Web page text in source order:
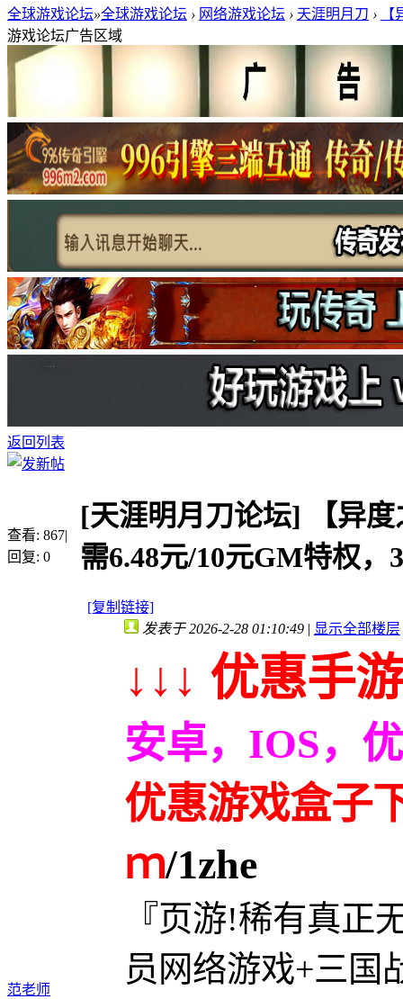
全球游戏论坛»全球游戏论坛 › 网络游戏论坛 › 天涯明月刀 ›
游戏论坛广告区域
返回列表
查看: 867|
回复: 0
[天涯明月刀论坛]
【异
需6.48元/10元GM特权，
[复制链接]
范老师
发表于 2026-2-28 01:10:49 | 显示全部楼层
↓↓↓ 优惠手
安卓，IOS，
优惠游戏盒子
ｍ/1zhe
『页游!稀有真正
员网络游戏+三国